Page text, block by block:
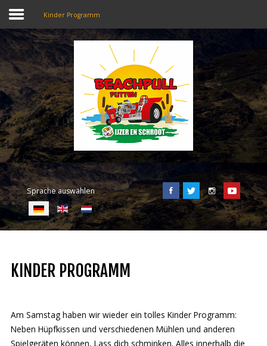
Home
Beachpull
Zugang und Ort
Aktivitäten
E-Tickets
Deutsch
Kinder Programm
SEARCHOUR SITE
Sprache auswählen
KINDER PROGRAMM
Am Samstag haben wir wieder ein tolles Kinder Programm:
Neben Hüpfkissen und verschiedenen Mühlen und anderen
Spielgeräten können, Lass dich schminken. Alles innerhalb die